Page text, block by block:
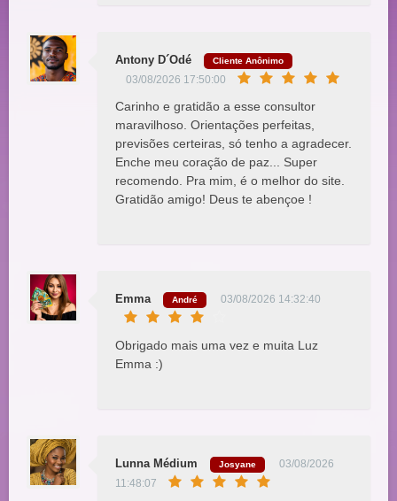
Antony D´Odé Cliente Anônimo
03/08/2026 17:50:00
Carinho e gratidão a esse consultor
maravilhoso. Orientações perfeitas,
previsões certeiras, só tenho a agradecer.
Enche meu coração de paz... Super
recomendo. Pra mim, é o melhor do site.
Gratidão amigo! Deus te abençoe !
Emma André 03/08/2026 14:32:40
Obrigado mais uma vez e muita Luz
Emma :)
Lunna Médium Josyane
03/08/2026
11:48:07